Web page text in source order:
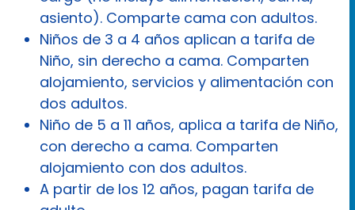
asiento). Comparte cama con adultos.
Niños de 3 a 4 años aplican a tarifa de
Niño, sin derecho a cama. Comparten
alojamiento, servicios y alimentación con
dos adultos.
Niño de 5 a 11 años, aplica a tarifa de Niño,
con derecho a cama. Comparten
alojamiento con dos adultos.
A partir de los 12 años, pagan tarifa de